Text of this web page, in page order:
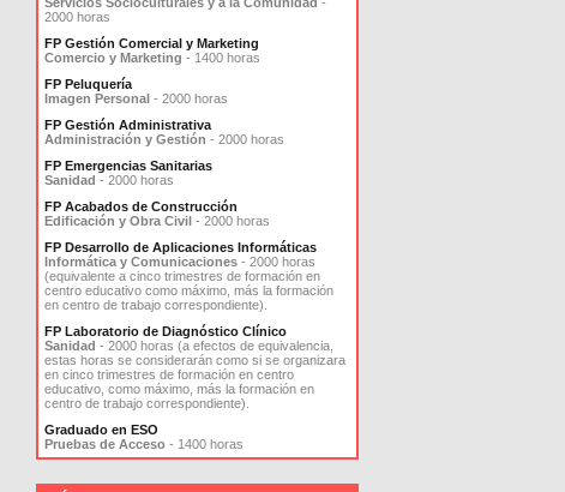
2000 horas
FP Gestión Comercial y Marketing
Comercio y Marketing - 1400 horas
FP Peluquería
Imagen Personal - 2000 horas
FP Gestión Administrativa
Administración y Gestión - 2000 horas
FP Emergencias Sanitarias
Sanidad - 2000 horas
FP Acabados de Construcción
Edificación y Obra Civil - 2000 horas
FP Desarrollo de Aplicaciones Informáticas
Informática y Comunicaciones - 2000 horas
(equivalente a cinco trimestres de formación en
centro educativo como máximo, más la formación
en centro de trabajo correspondiente).
FP Laboratorio de Diagnóstico Clínico
Sanidad - 2000 horas (a efectos de equivalencia,
estas horas se considerarán como si se organizara
en cinco trimestres de formación en centro
educativo, como máximo, más la formación en
centro de trabajo correspondiente).
Graduado en ESO
Pruebas de Acceso - 1400 horas